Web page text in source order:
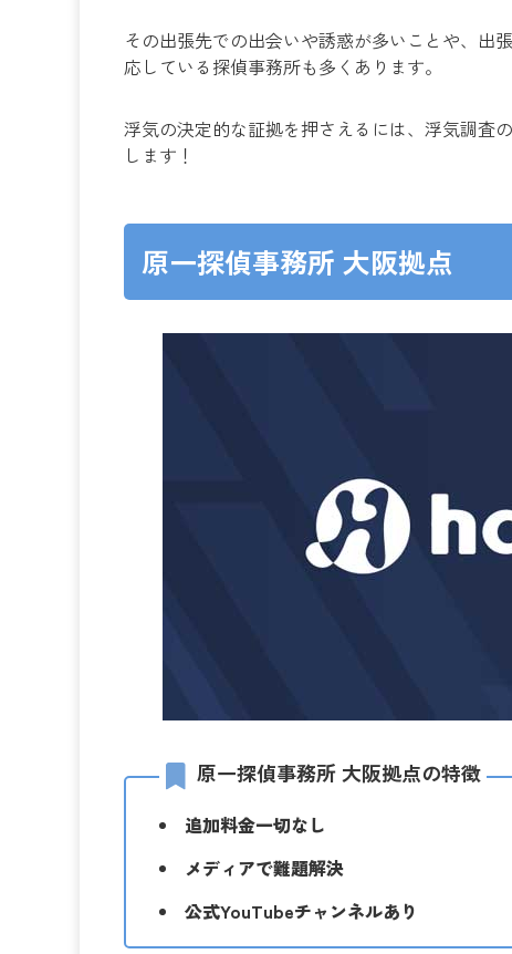
その出張先での出会いや誘惑が多いことや、出
応している探偵事務所も多くあります。
浮気の決定的な証拠を押さえるには、浮気調査
します！
原一探偵事務所 大阪拠点
原一探偵事務所 大阪拠点の特徴
追加料金一切なし
メディアで難題解決
公式YouTubeチャンネルあり